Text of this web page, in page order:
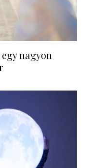
nagyon